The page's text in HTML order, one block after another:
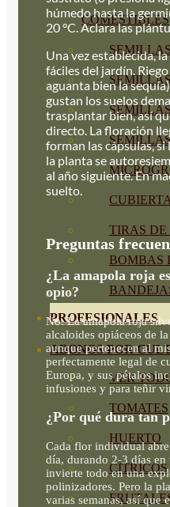
COMESTIBLES
TIRAS
BOMBAS
PROFESIONALES
ABONOS POR
VER
TOMATES
HUERTO
CÍTRICOS
húmedo hasta la
20 °C. Aclara las
Una vez establecida,
fáciles del jardín.
aguanta bien la
gustan los suelos
trasplantar bien, así
directo. La floración
forman las cápsulas,
la planta se
al año siguiente. En
suelto.
Preguntas
¿La amapola roja
opio?
No. La amapola roja
alcaloides opiáceos de
aunque pertenecen al
perfectamente legal de
Europa, y sus pétalos
infusiones y para teñir
¿Por qué dura tan
Cada flor individual
día, durando 2-3 días en
invierte todo en una
polinizadores. Pero la
varias semanas, así que